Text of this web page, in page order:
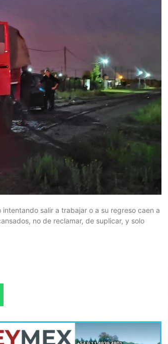
salir a trabajar o a su regreso caen a
no de reclamar, de suplicar, y solo